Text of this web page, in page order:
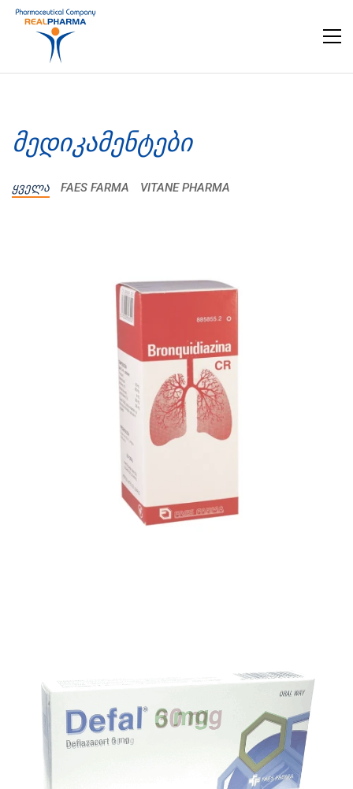
ᲛᲔᲓᲘᲙᲐᲛᲔᲜᲢᲔᲑᲘ
ᲧᲕᲔᲚᲐ FAES FARMA VITANE PHARMA